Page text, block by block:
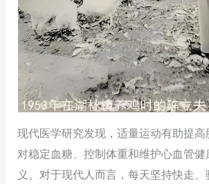
现代医学研究发现，适量运动有助提高
对稳定血糖、控制体重和维护心血管
义。对于现代人而言，每天坚持快走